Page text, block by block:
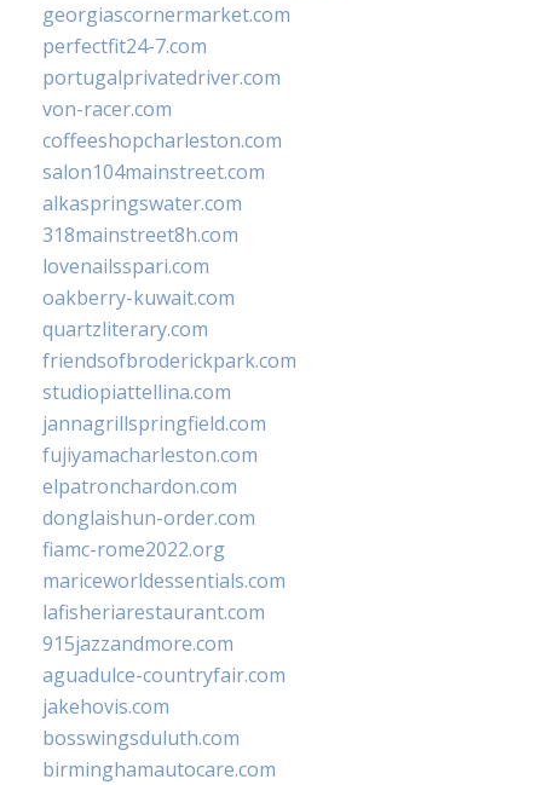
georgiascornermarket.com
perfectfit24-7.com
portugalprivatedriver.com
von-racer.com
coffeeshopcharleston.com
salon104mainstreet.com
alkaspringswater.com
318mainstreet8h.com
lovenailsspari.com
oakberry-kuwait.com
quartzliterary.com
friendsofbroderickpark.com
studiopiattellina.com
jannagrillspringfield.com
fujiyamacharleston.com
elpatronchardon.com
donglaishun-order.com
fiamc-rome2022.org
mariceworldessentials.com
lafisheriarestaurant.com
915jazzandmore.com
aguadulce-countryfair.com
jakehovis.com
bosswingsduluth.com
birminghamautocare.com